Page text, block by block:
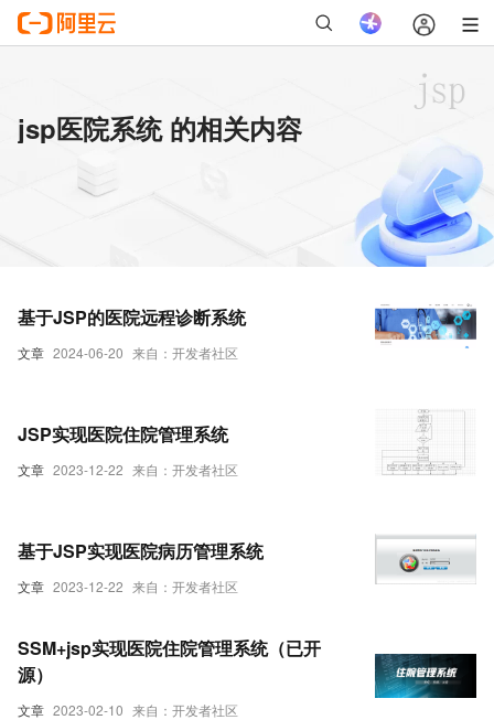
jsp医院系统 的相关内容
文章 2024-06-20 来自：开发者社区
基于JSP的医院远程诊断系统
文章 2023-12-22 来自：开发者社区
JSP实现医院住院管理系统
文章 2023-12-22 来自：开发者社区
基于JSP实现医院病历管理系统
文章 2023-02-10 来自：开发者社区
SSM+jsp实现医院住院管理系统（已开
源）